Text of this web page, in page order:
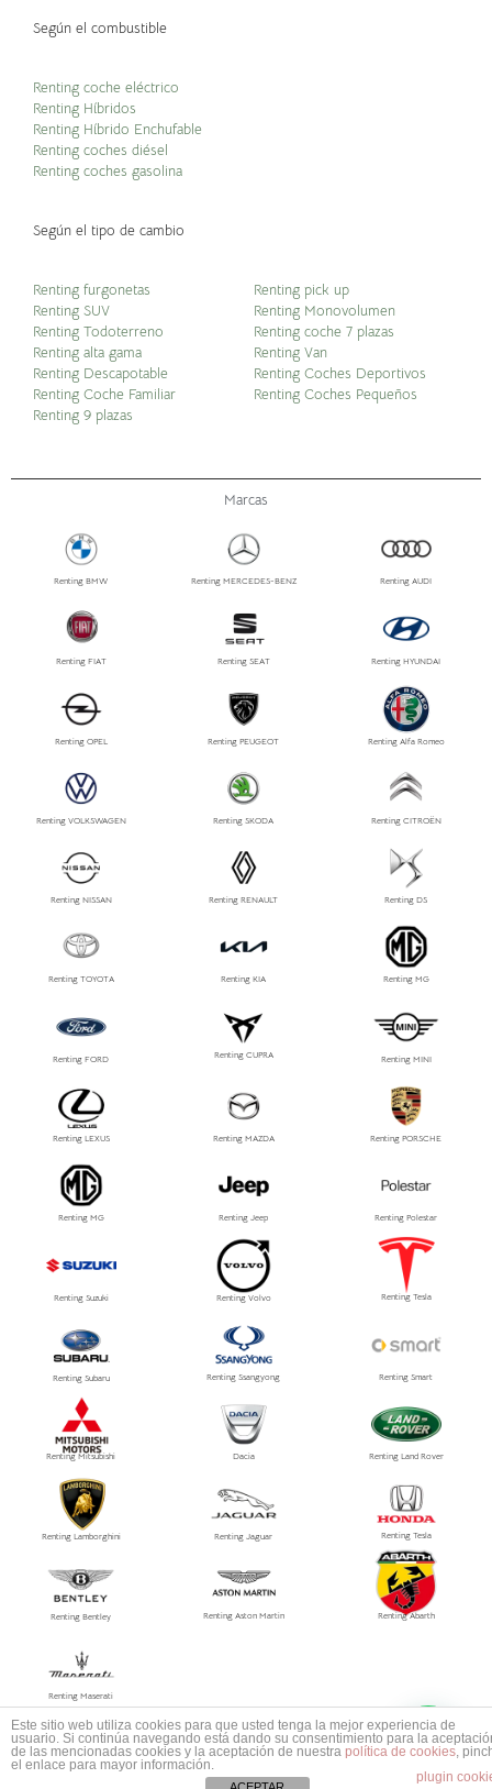
Según el combustible
Renting coche eléctrico
Renting Híbridos
Renting Híbrido Enchufable
Renting coches diésel
Renting coches gasolina
Según el tipo de cambio
Renting furgonetas
Renting SUV
Renting Todoterreno
Renting alta gama
Renting Descapotable
Renting Coche Familiar
Renting 9 plazas
Renting pick up
Renting Monovolumen
Renting coche 7 plazas
Renting Van
Renting Coches Deportivos
Renting Coches Pequeños
Marcas
Renting BMW Renting MERCEDES-BENZ Renting AUDI
Renting FIAT Renting SEAT Renting HYUNDAI
Renting OPEL Renting PEUGEOT Renting Alfa Romeo
Renting VOLKSWAGEN Renting SKODA Renting CITROËN
Renting NISSAN Renting RENAULT Renting DS
Renting TOYOTA Renting KIA Renting MG
Renting FORD Renting CUPRA Renting MINI
Renting LEXUS Renting MAZDA Renting PORSCHE
Renting MG Renting Jeep Renting Polestar
Renting Suzuki Renting Volvo Renting Tesla
Renting Subaru Renting Ssangyong Renting Smart
Renting Mitsubishi Dacia Renting Land Rover
Renting Lamborghini Renting Jaguar Renting Tesla
Renting Bentley Renting Aston Martin Renting Abarth
Renting Maserati
© 2026Grupo PRISMA, Especialistas en Automoción, S.L.
Política de privacidad /
Aviso legal / Política de Cookies
Este sitio web utiliza cookies para que usted tenga la mejor experiencia de
usuario. Si continúa navegando está dando su consentimiento para la
de las mencionadas cookies y la aceptación de nuestra política de cookies,
el enlace para mayor información.
plugin